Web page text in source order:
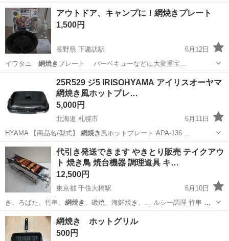
ざいます。 ※商品の直接拝見はお断りしております。 ※ネット販売中
心ですので、倉庫にスタッフは在中しておりませんのでご用のある場
北海道 札幌市 栄町駅 キッチン家電 網焼き
アウトドア、キャンプに！網焼きプレート
1,500円
長野県 下諏訪駅
6月12日
イワタニ 網焼き プレート バーベキューなどに大変重宝…
バーベキュー
25R529 ジ5 IRISOHYAMA アイリスオーヤマ
網焼き風ホットプレ…
5,000円
北海道 札幌市
6月11日
HYAMA 【商品名/型式】 網焼き
北海道 札幌市 家電 ファインドプレイス
代引き発送できます やきとり販売 テイクアウ
ト 焼き鳥 焼台機器 調理道具 キ…
12,500円
東京都 千住大橋駅
6月10日
き、ろばた、竹串、 網焼き 、磯焼、海鮮焼き、… ルシー調理 竹串
焼き磯焼 パーティ …
東京 足立区 千住大橋駅 その他
網焼き ホットグリル
500円